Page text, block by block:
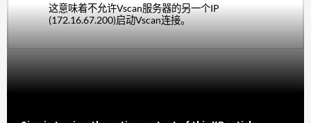
这意味着不允许Vscan服务器的另一个IP
(172.16.67.200)启动Vscan连接。